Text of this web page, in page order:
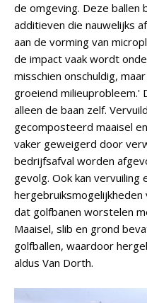
de omgeving. Deze ballen
additieven die nauwelijks
aan de vorming van
de impact vaak wordt
misschien onschuldig,
groeiend milieuprobleem.'
alleen de baan zelf.
gecomposteerd maaisel
vaker geweigerd door
bedrijfsafval worden
gevolg. Ook kan
hergebruiksmogelijkheden
dat golfbanen worstelen
Maaisel, slib en grond
golfballen, waardoor
aldus Van Dorth.